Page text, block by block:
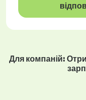
Для компаній: